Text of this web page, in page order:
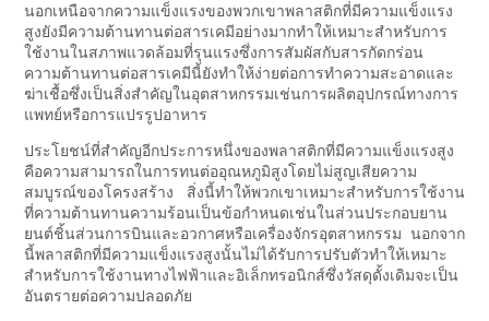
นอกเหนือจากความแข็งแรงของพวกเขาพลาสติกที่มีความแข็งแรง
สูงยังมีความต้านทานต่อสารเคมีอย่างมากทำให้เหมาะสำหรับการ
ใช้งานในสภาพแวดล้อมที่รุนแรงซึ่งการสัมผัสกับสารกัดกร่อน
ความต้านทานต่อสารเคมีนี้ยังทำให้ง่ายต่อการทำความสะอาดและ
ฆ่าเชื้อซึ่งเป็นสิ่งสำคัญในอุตสาหกรรมเช่นการผลิตอุปกรณ์ทางการ
แพทย์หรือการแปรรูปอาหาร
ประโยชน์ที่สำคัญอีกประการหนึ่งของพลาสติกที่มีความแข็งแรงสูง
คือความสามารถในการทนต่ออุณหภูมิสูงโดยไม่สูญเสียความ
สมบูรณ์ของโครงสร้าง สิ่งนี้ทำให้พวกเขาเหมาะสำหรับการใช้งาน
ที่ความต้านทานความร้อนเป็นข้อกำหนดเช่นในส่วนประกอบยาน
ยนต์ชิ้นส่วนการบินและอวกาศหรือเครื่องจักรอุตสาหกรรม นอกจาก
นี้พลาสติกที่มีความแข็งแรงสูงนั้นไม่ได้รับการปรับตัวทำให้เหมาะ
สำหรับการใช้งานทางไฟฟ้าและอิเล็กทรอนิกส์ซึ่งวัสดุดั้งเดิมจะเป็น
อันตรายต่อความปลอดภัย